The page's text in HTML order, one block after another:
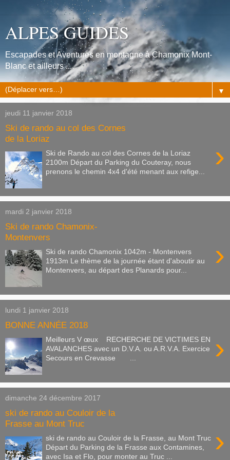
ALPES GUIDES
Escapades et Aventures en montagne à Chamonix Mont-
Blanc et ailleurs ....
▼
jeudi 11 janvier 2018
Ski de rando au col des Cornes
de la Loriaz
›
Ski de Rando au col des Cornes de la Loriaz
2100m Départ du Parking du Couteray, nous
prenons le chemin 4x4 d'été menant aux refige...
mardi 2 janvier 2018
Ski de rando Chamonix-
Montenvers
›
Ski de rando Chamonix 1042m - Montenvers
1913m Le thème de la journée étant d'aboutir au
Montenvers, au départ des Planards pour...
lundi 1 janvier 2018
BONNE ANNÉE 2018
›
Meilleurs V œux RECHERCHE DE VICTIMES EN
AVALANCHES avec un D.V.A. ou A.R.V.A. Exercice
Secours en Crevasse ...
dimanche 24 décembre 2017
ski de rando au Couloir de la
Frasse au Mont Truc
›
ski de rando au Couloir de la Frasse, au Mont Truc
Départ du Parking de la Frasse aux Contamines,
avec Isa et Flo, pour monter au Truc ...